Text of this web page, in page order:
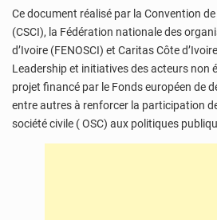
Ce document réalisé par la Convention
(CSCI), la Fédération nationale des
d’Ivoire (FENOSCI) et Caritas Côte
Leadership et initiatives des acteurs non
projet financé par le Fonds européen de
entre autres à renforcer la participation
société civile ( OSC) aux politiques